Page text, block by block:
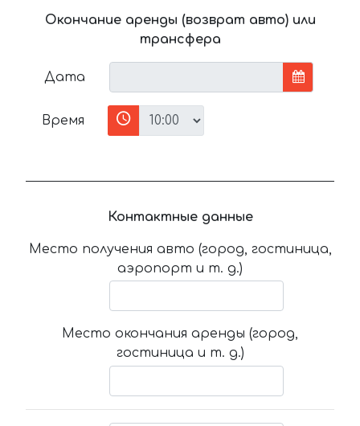
Окончание аренды (возврат авто) или
трансфера
Дата
Время
Контактные данные
Место получения авто (город, гостиница,
аэропорт и т. д.)
Место окончания аренды (город,
гостиница и т. д.)